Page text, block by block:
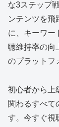
な3ステップ
ンテンツを飛
に、キーワー
聴維持率の向
のプラットフ
初心者から上
関わるすべて
す。今すぐ視